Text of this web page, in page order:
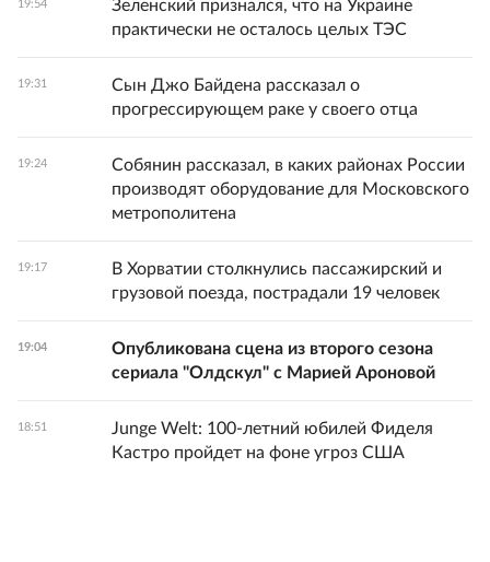
19:54
Зеленский признался, что на Украине
практически не осталось целых ТЭС
19:31
Сын Джо Байдена рассказал о
прогрессирующем раке у своего отца
19:24
Собянин рассказал, в каких районах России
производят оборудование для Московского
метрополитена
19:17
В Хорватии столкнулись пассажирский и
грузовой поезда, пострадали 19 человек
19:04
Опубликована сцена из второго сезона
сериала "Олдскул" с Марией Ароновой
18:51
Junge Welt: 100-летний юбилей Фиделя
Кастро пройдет на фоне угроз США